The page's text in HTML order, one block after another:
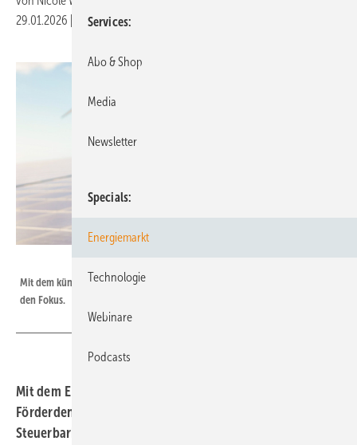
29.01.2026
Druckvorschau
Mit dem künftigen EEG treten Flexibilisierung und Systemdienlichkeit in
den Fokus.
Mit dem EEG 2027 verlässt Deutschland das alte
Förderdenken und setzt auf Markt, Flexibilität und
Steuerbarkeit. Speicher, Ladepunkte und neue
Services
Abo & Shop
Media
Newsletter
Specials
Energiemarkt
Technologie
Webinare
Podcasts